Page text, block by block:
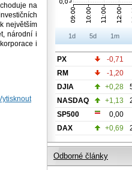
na
největším
národní i
i
1d 5d 1m
PX -0,71
RM
-1,20
DJIA
+0,28
NASDAQ
+1,13
SP500
0,00
DAX
+0,69
Odborné články